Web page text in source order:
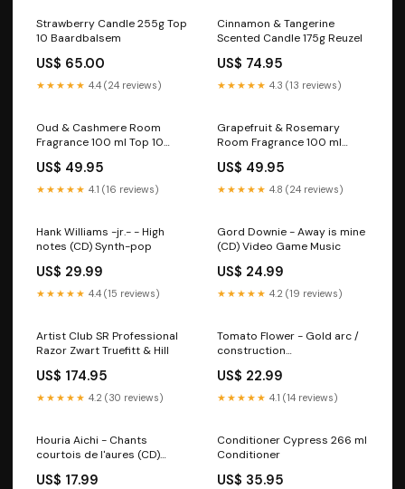
Strawberry Candle 255g Top
10 Baardbalsem
US$ 65.00
★★★★★ 4.4 (24 reviews)
Cinnamon & Tangerine
Scented Candle 175g Reuzel
US$ 74.95
★★★★★ 4.3 (13 reviews)
Oud & Cashmere Room
Fragrance 100 ml Top 10
US$ 49.95
★★★★★ 4.1 (16 reviews)
Grapefruit & Rosemary
Room Fragrance 100 ml
US$ 49.95
★★★★★ 4.8 (24 reviews)
Hank Williams -jr.- - High
notes (CD) Synth-pop
US$ 29.99
★★★★★ 4.4 (15 reviews)
Gord Downie - Away is mine
(CD) Video Game Music
US$ 24.99
★★★★★ 4.2 (19 reviews)
Artist Club SR Professional
Razor Zwart Truefitt & Hill
US$ 174.95
★★★★★ 4.2 (30 reviews)
Tomato Flower - Gold arc /
construction
US$ 22.99
★★★★★ 4.1 (14 reviews)
Houria Aichi - Chants
courtois de l'aures (CD)
US$ 17.99
Conditioner Cypress 266 ml
Conditioner
US$ 35.95